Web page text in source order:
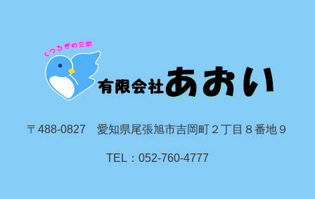
〒488-0827 愛知県尾張旭市吉岡町２丁目８番地９
TEL：052-760-4777